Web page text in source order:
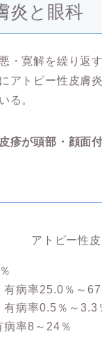
炎と眼科
・寛解を繰り返
アトピー性皮膚
る。
疹が頭部・顔面
アトピー性
有病率25.0％～
有病率0.5％～3.3
病率8～24％